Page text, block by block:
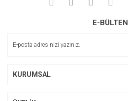
E-BÜLTEN
KURUMSAL